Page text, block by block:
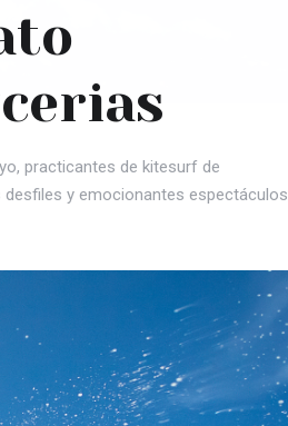
practicantes de kitesurf de
y emocionantes espectáculos